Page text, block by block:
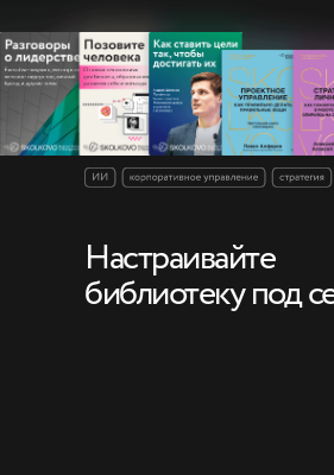
Настраивайте
библиотеку под